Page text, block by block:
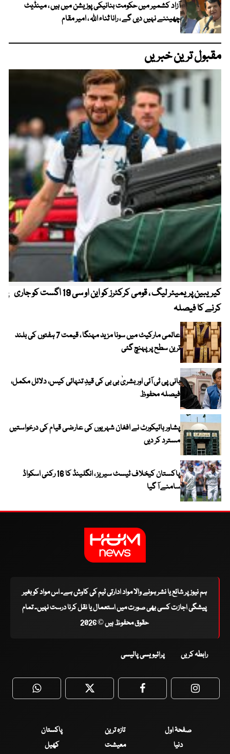
آزاد کشمیر میں حکومت بنانیکی پوزیشن میں ہیں ، مینڈیٹ
چھیننے نہیں دیں گے ، رانا ثناء اللہ ، امیر مقام
مقبول ترین خبریں
کیریبین پریمیئر لیگ ، قومی کرکٹرز کو این او سی 19 اگست کو جاری
کرنے کا فیصلہ
عالمی مارکیٹ میں سونا مزید مہنگا ، قیمت 7 ہفتوں کی بلند
ترین سطح پر پہنچ گئی
بانی پی ٹی آئی اور بشریٰ بی بی کی قیدِ تنہائی کیس، دلائل مکمل،
فیصلہ محفوظ
پشاور ہائیکورٹ نے افغان شہریوں کی عارضی قیام کی درخواستیں
مسترد کر دیں
پاکستان کیخلاف ٹیسٹ سیریز ، انگلینڈ کا 16 رکنی اسکواڈ
سامنے آ گیا
ہم نیوز پر شائع یا نشر ہونے والا مواد ادارتی ٹیم کی کاوش ہے۔ اس مواد کو بغیر
پیشگی اجازت کسی بھی صورت میں استعمال یا نقل کرنا درست نہیں۔ تمام
حقوق محفوظ ہیں © 2026
رابطہ کریں پرائیویسی پالیسی
WhatsApp Twitter Facebook
صفحۂ اول تازہ ترین
پاکستان
دنیا
معیشت کھیل